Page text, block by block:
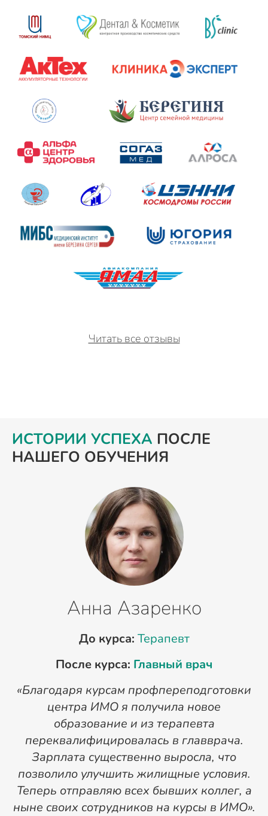
Читать все отзывы
ИСТОРИИ УСПЕХА ПОСЛЕ
НАШЕГО ОБУЧЕНИЯ
Анна Азаренко
До курса: Терапевт
После курса: Главный врач
«Благодаря курсам профпереподготовки
центра ИМО я получила новое
образование и из терапевта
переквалифицировалась в главврача.
Зарплата существенно выросла, что
позволило улучшить жилищные условия.
Теперь отправляю всех бывших коллег, а
ныне своих сотрудников на курсы в ИМО».